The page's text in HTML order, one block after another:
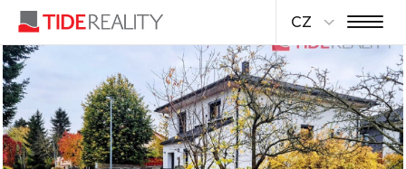
CZ